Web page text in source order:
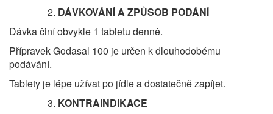
DÁVKOVÁNÍ A ZPŮSOB PODÁNÍ
Dávka činí obvykle 1 tabletu denně.
Přípravek Godasal 100 je určen k dlouhodobému
podávání.
Tablety je lépe užívat po jídle a dostatečně zapíjet.
KONTRAINDIKACE